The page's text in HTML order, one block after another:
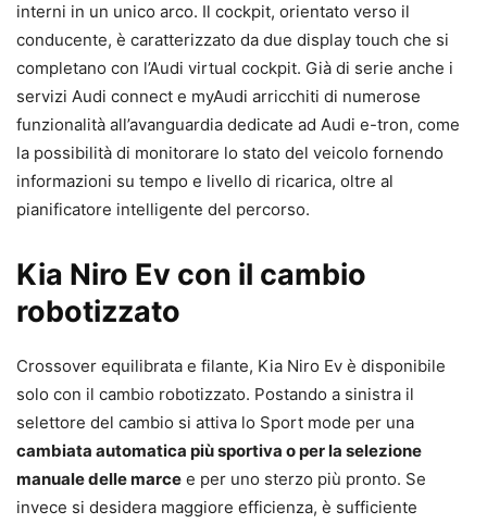
interni in un unico arco. Il cockpit, orientato verso il
conducente, è caratterizzato da due display touch che si
completano con l’Audi virtual cockpit. Già di serie anche i
servizi Audi connect e myAudi arricchiti di numerose
funzionalità all’avanguardia dedicate ad Audi e-tron, come
la possibilità di monitorare lo stato del veicolo fornendo
informazioni su tempo e livello di ricarica, oltre al
pianificatore intelligente del percorso.
Kia Niro Ev con il cambio
robotizzato
Crossover equilibrata e filante, Kia Niro Ev è disponibile
solo con il cambio robotizzato. Postando a sinistra il
selettore del cambio si attiva lo Sport mode per una
cambiata automatica più sportiva o per la selezione
manuale delle marce e per uno sterzo più pronto. Se
invece si desidera maggiore efficienza, è sufficiente